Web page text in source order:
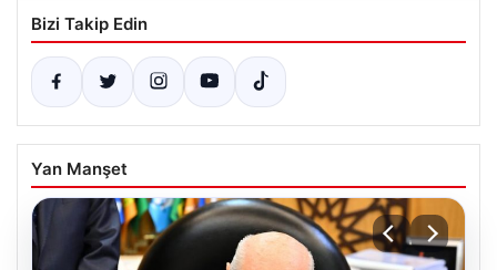
Bizi Takip Edin
Yan Manşet